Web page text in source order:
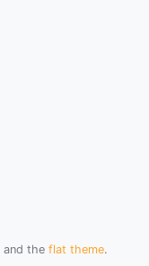
and the flat theme.